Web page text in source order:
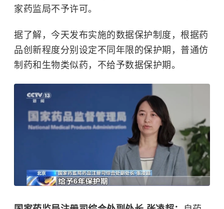
家药监局不予许可。
据了解，今天发布实施的数据保护制度，根据药
品创新程度分别设定不同年限的保护期，普通仿
制药和生物类似药，不给予数据保护期。